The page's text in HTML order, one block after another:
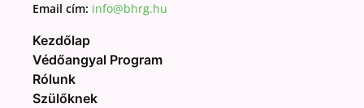
Email cím: info@bhrg.hu
Kezdőlap
Védőangyal Program
Rólunk
Szülőknek